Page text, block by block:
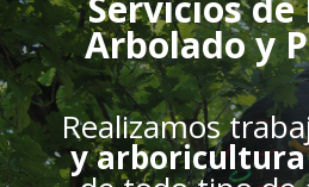
Arbolado y
Realizamos
y arboricultura